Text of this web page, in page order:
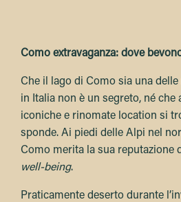
Como extravaganza: dove
Che il lago di Como sia una
in Italia non è un segreto, né che
iconiche e rinomate location si
sponde. Ai piedi delle Alpi nel
Como merita la sua reputazione
well-being.
Praticamente deserto durante